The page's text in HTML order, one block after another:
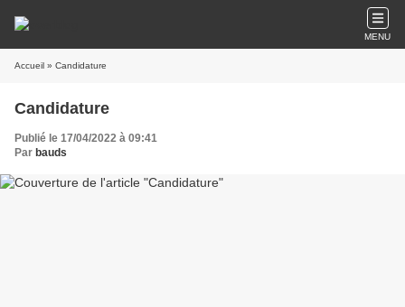
MENU
Accueil » Candidature
Candidature
Publié le 17/04/2022 à 09:41
Par bauds